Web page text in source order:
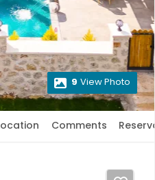
9 View Photo
Comments